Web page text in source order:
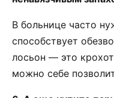
В больнице часто
способствует
лосьон — это
можно себе